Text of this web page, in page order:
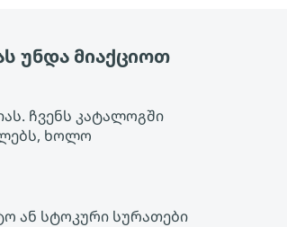
უნდა მიაქციოთ
ჩვენს კატალოგში
ხოლო
ან სტოკური სურათები